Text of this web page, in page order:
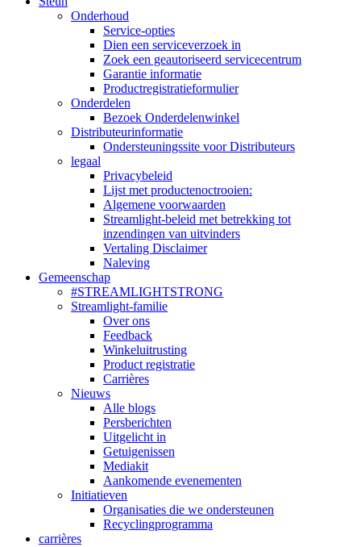
Onderhoud
Service-opties
Dien een serviceverzoek in
Zoek een geautoriseerd servicecentrum
Garantie informatie
Productregistratieformulier
Onderdelen
Bezoek Onderdelenwinkel
Distributeurinformatie
Ondersteuningssite voor Distributeurs
legaal
Privacybeleid
Lijst met productenoctrooien:
Algemene voorwaarden
Streamlight-beleid met betrekking tot
inzendingen van uitvinders
Vertaling Disclaimer
Naleving
Gemeenschap
#STREAMLIGHTSTRONG
Streamlight-familie
Over ons
Feedback
Winkeluitrusting
Product registratie
Carrières
Nieuws
Alle blogs
Persberichten
Uitgelicht in
Getuigenissen
Mediakit
Aankomende evenementen
Initiatieven
Organisaties die we ondersteunen
Recyclingprogramma
carrières